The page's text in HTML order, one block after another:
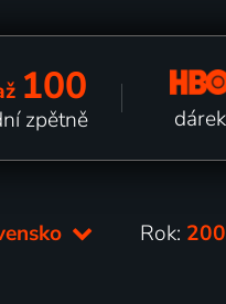
100
zpětně dárek
Rok: